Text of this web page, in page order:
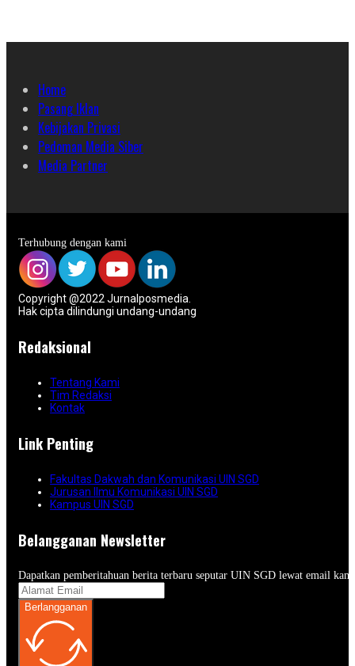
Home
Pasang Iklan
Kebijakan Privasi
Pedoman Media Siber
Media Partner
Terhubung dengan kami
Copyright @2022 Jurnalposmedia.
Hak cipta dilindungi undang-undang
Redaksional
Tentang Kami
Tim Redaksi
Kontak
Link Penting
Fakultas Dakwah dan Komunikasi UIN SGD
Jurusan Ilmu Komunikasi UIN SGD
Kampus UIN SGD
Belangganan Newsletter
Dapatkan pemberitahuan berita terbaru seputar UIN SGD lewat email
Berlangganan